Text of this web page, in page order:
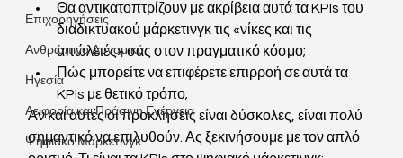
Επιχορηγήσεις
Ανθρώπινο Δυναμικό
Ηγεσία
Αειφορία και Πράσινη Ενέργεια
Ψηφιακό Μάρκετινγκ
Θα αντικατοπτρίζουν με ακρίβεια αυτά τα KPIs του
διαδικτυακού μάρκετινγκ τις «νίκες και τις
απώλειές» σας στον πραγματικό κόσμο;
Πώς μπορείτε να επιφέρετε επιρροή σε αυτά τα
KPIs με θετικό τρόπο;
Αν και αυτές οι προκλήσεις είναι δύσκολες, είναι πολύ
σημαντικό να επιλυθούν. Ας ξεκινήσουμε με τον απλό